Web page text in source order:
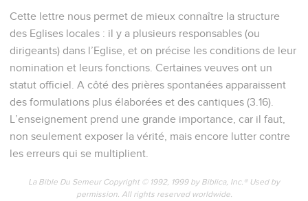
Cette lettre nous permet de mieux connaître la structure
des Eglises locales : il y a plusieurs responsables (ou
dirigeants) dans l’Eglise, et on précise les conditions de leur
nomination et leurs fonctions. Certaines veuves ont un
statut officiel. A côté des prières spontanées apparaissent
des formulations plus élaborées et des cantiques (3.16).
L’enseignement prend une grande importance, car il faut,
non seulement exposer la vérité, mais encore lutter contre
les erreurs qui se multiplient.
La Bible Du Semeur Copyright © 1992, 1999 by Biblica, Inc.® Used by
permission. All rights reserved worldwide.